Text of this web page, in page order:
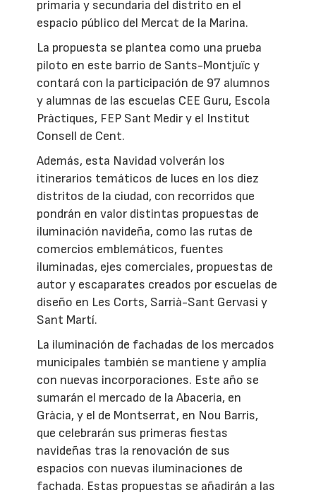
primaria y secundaria del distrito en el
espacio público del Mercat de la Marina.
La propuesta se plantea como una prueba
piloto en este barrio de Sants-Montjuïc y
contará con la participación de 97 alumnos
y alumnas de las escuelas CEE Guru, Escola
Pràctiques, FEP Sant Medir y el Institut
Consell de Cent.
Además, esta Navidad volverán los
itinerarios temáticos de luces en los diez
distritos de la ciudad, con recorridos que
pondrán en valor distintas propuestas de
iluminación navideña, como las rutas de
comercios emblemáticos, fuentes
iluminadas, ejes comerciales, propuestas de
autor y escaparates creados por escuelas de
diseño en Les Corts, Sarrià-Sant Gervasi y
Sant Martí.
La iluminación de fachadas de los mercados
municipales también se mantiene y amplía
con nuevas incorporaciones. Este año se
sumarán el mercado de la Abaceria, en
Gràcia, y el de Montserrat, en Nou Barris,
que celebrarán sus primeras fiestas
navideñas tras la renovación de sus
espacios con nuevas iluminaciones de
fachada. Estas propuestas se añadirán a las